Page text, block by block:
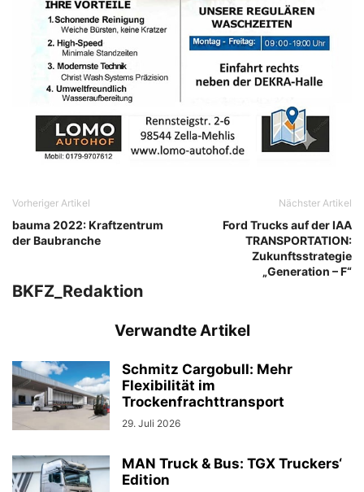
Vorheriger Artikel
bauma 2022: Kraftzentrum
der Baubranche
Nächster Artikel
Ford Trucks auf der IAA
TRANSPORTATION:
Zukunftsstrategie
„Generation – F“
BKFZ_Redaktion
Verwandte Artikel
Schmitz Cargobull: Mehr
Flexibilität im
Trockenfrachttransport
29. Juli 2026
MAN Truck & Bus: TGX Truckers‘
Edition